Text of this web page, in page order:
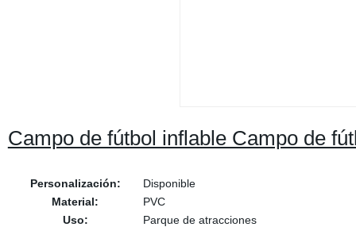
Campo de fútbol inflable Campo de
Personalización:
Disponible
Material:
PVC
Uso:
Parque de atracciones